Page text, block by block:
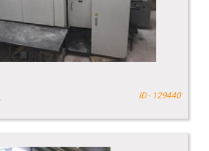
ID - 129440